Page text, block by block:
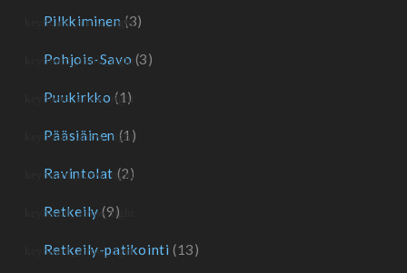
Pilkkiminen (3)
Pohjois-Savo (3)
Puukirkko (1)
Pääsiäinen (1)
Ravintolat (2)
Retkeily (9)
Retkeily-patikointi (13)